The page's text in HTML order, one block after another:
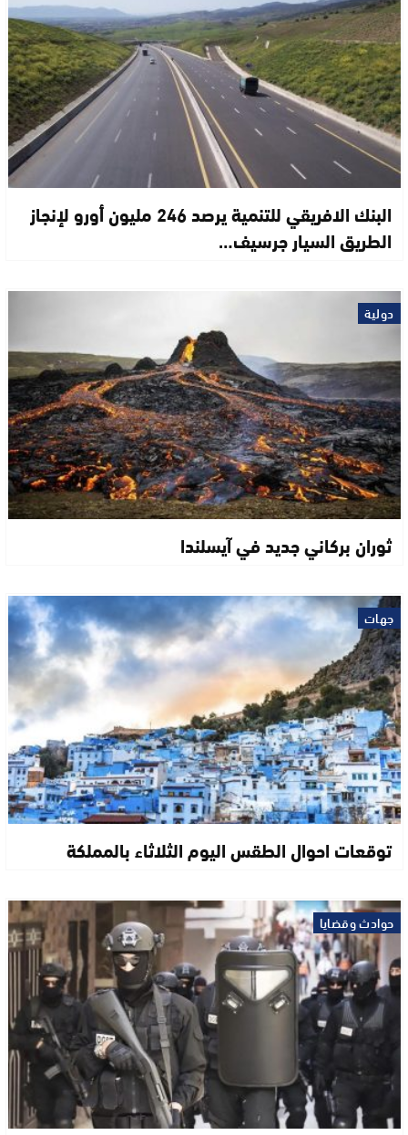
البنك الافريقي للتنمية يرصد 246 مليون أورو لإنجاز
الطريق السيار جرسيف…
دولية
ثوران بركاني جديد في آيسلندا
جهات
توقعات احوال الطقس اليوم الثلاثاء بالمملكة
حوادث وقضايا